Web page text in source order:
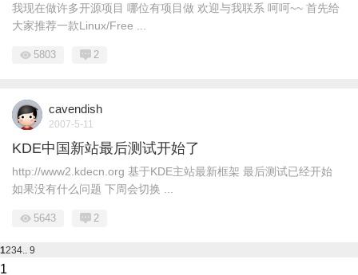
我现在做许多开源项目 哪位有项目做 欢迎与我联系 呵呵~~ 首先给
大家推荐一款Linux/Free ...
5803 2
cavendish
2007-5-11
KDE中国新站最后测试开始了
http://www2.kdecn.org 基于KDE主站最新框架 最后测试已经开始
如果没有什么问题 下周会切换 ...
5643 2
1234.. 9